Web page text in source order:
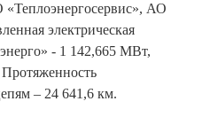
АО
электрическая
- 1 142,665 МВт,
Протяженность
– 24 641,6 км.